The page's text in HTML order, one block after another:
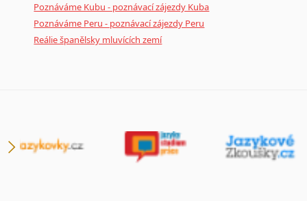
Poznáváme Kubu - poznávací zájezdy Kuba
Poznáváme Peru - poznávací zájezdy Peru
Reálie španělsky mluvících zemí